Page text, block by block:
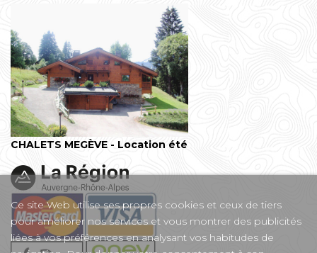
CHALETS MEGÈVE - Location été
Ce site Web utilise ses propres cookies et ceux de tiers
pour améliorer nos services et vous montrer des publicités
liées à vos préférences en analysant vos habitudes de